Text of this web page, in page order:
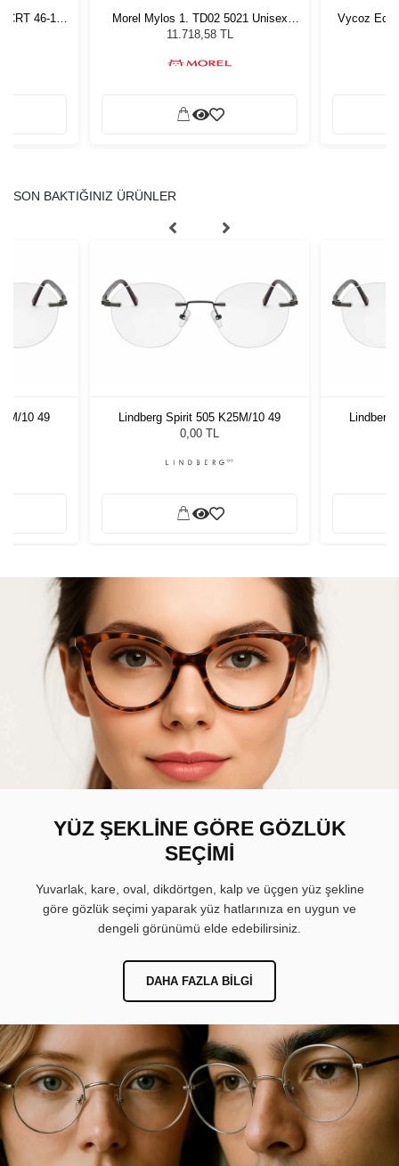
46-17
Morel Mylos 1. TD02 5021 Unisex
Güneş Gözlüğü
11.718,58 TL
Vycoz
SON BAKTIĞINIZ ÜRÜNLER
10 49
Lindberg Spirit 505 K25M/10 49
0,00 TL
Lindberg
YÜZ ŞEKLİNE GÖRE GÖZLÜK
SEÇİMİ
Yuvarlak, kare, oval, dikdörtgen, kalp ve üçgen yüz şekline
göre gözlük seçimi yaparak yüz hatlarınıza en uygun ve
dengeli görünümü elde edebilirsiniz.
DAHA FAZLA BILGI